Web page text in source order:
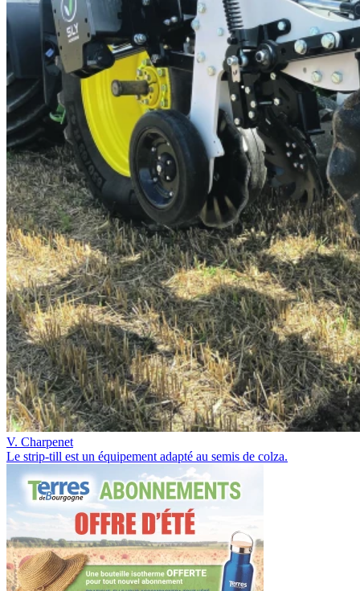
V. Charpenet
Le strip-till est un équipement adapté au semis de colza.